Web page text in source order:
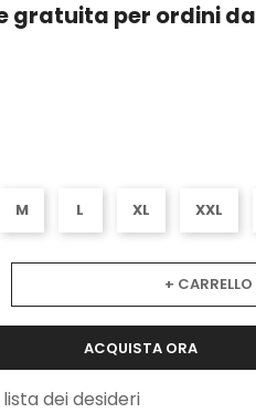
gratuita per ordini da
M L XL XXL
+ CARRELLO
ACQUISTA ORA
dei desideri